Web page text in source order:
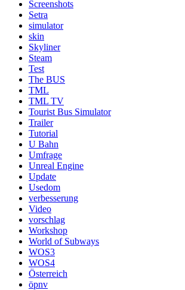
Screenshots
Setra
simulator
skin
Skyliner
Steam
Test
The BUS
TML
TML TV
Tourist Bus Simulator
Trailer
Tutorial
U Bahn
Umfrage
Unreal Engine
Update
Usedom
verbesserung
Video
vorschlag
Workshop
World of Subways
WOS3
WOS4
Österreich
öpnv